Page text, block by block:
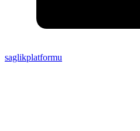
saglikplatformu